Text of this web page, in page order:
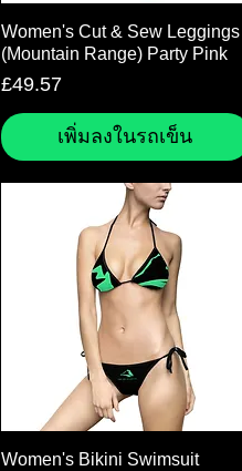
ดูข้อมูลด่วน
Women's Cut & Sew Leggings
(Mountain Range) Party Pink
ราคา
£49.57
เพิ่มลงในรถเข็น
ดูข้อมูลด่วน
Women's Bikini Swimsuit